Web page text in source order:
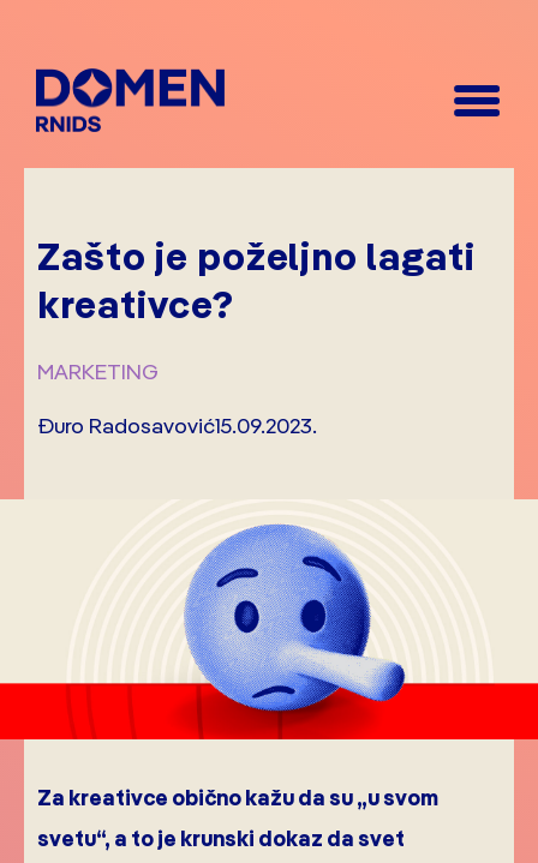
Zašto je poželjno lagati
kreativce?
MARKETING
Đuro Radosavović15.09.2023.
Za kreativce obično kažu da su „u svom
svetu“, a to je krunski dokaz da svet